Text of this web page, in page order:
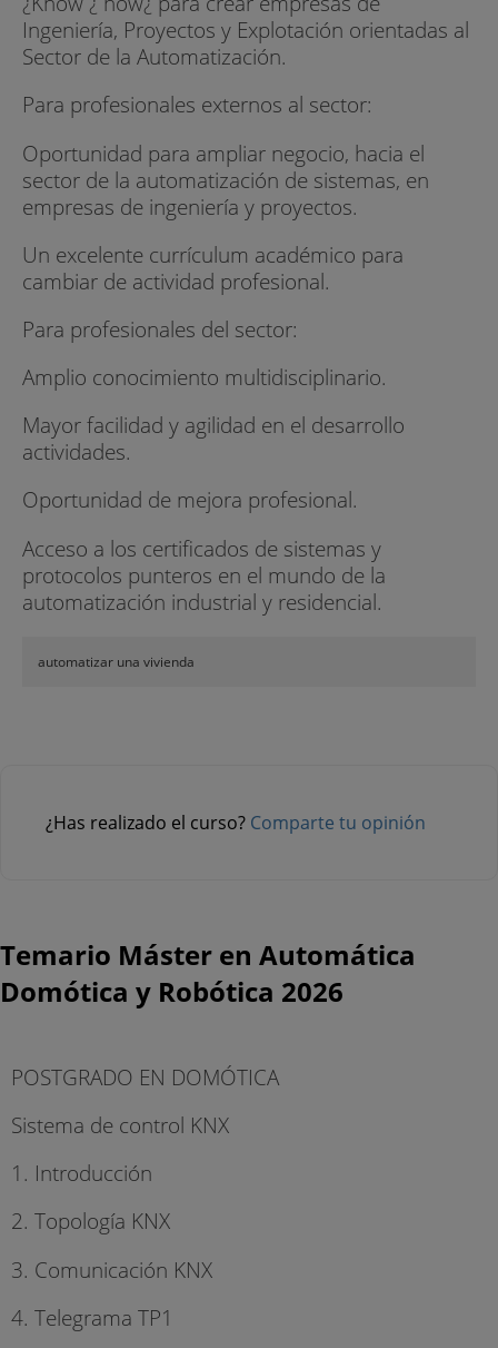
Ingeniería, Proyectos y Explotación orientadas al
Sector de la Automatización.
Para profesionales externos al sector:
Oportunidad para ampliar negocio, hacia el
sector de la automatización de sistemas, en
empresas de ingeniería y proyectos.
Un excelente currículum académico para
cambiar de actividad profesional.
Para profesionales del sector:
Amplio conocimiento multidisciplinario.
Mayor facilidad y agilidad en el desarrollo
actividades.
Oportunidad de mejora profesional.
Acceso a los certificados de sistemas y
protocolos punteros en el mundo de la
automatización industrial y residencial.
automatizar una vivienda
¿Has realizado el curso? Comparte tu opinión
Temario Máster en Automática
Domótica y Robótica 2026
POSTGRADO EN DOMÓTICA
Sistema de control KNX
1. Introducción
2. Topología KNX
3. Comunicación KNX
4. Telegrama TP1